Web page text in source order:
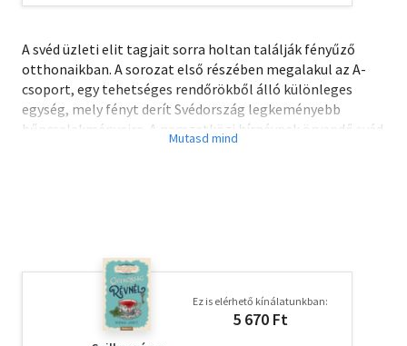
A svéd üzleti elit tagjait sorra holtan találják fényűző
otthonaikban. A sorozat első részében megalakul az A-
csoport, egy tehetséges rendőrökből álló különleges
egység, mely fényt derít Svédország legkeményebb
bűncselekményeire. A nemzetközi hírnévnek örvendő svéd
nagy sikerű film is készült.
Olvasd el mások véleményét is!
Ez is elérhető kínálatunkban:
5 670 Ft